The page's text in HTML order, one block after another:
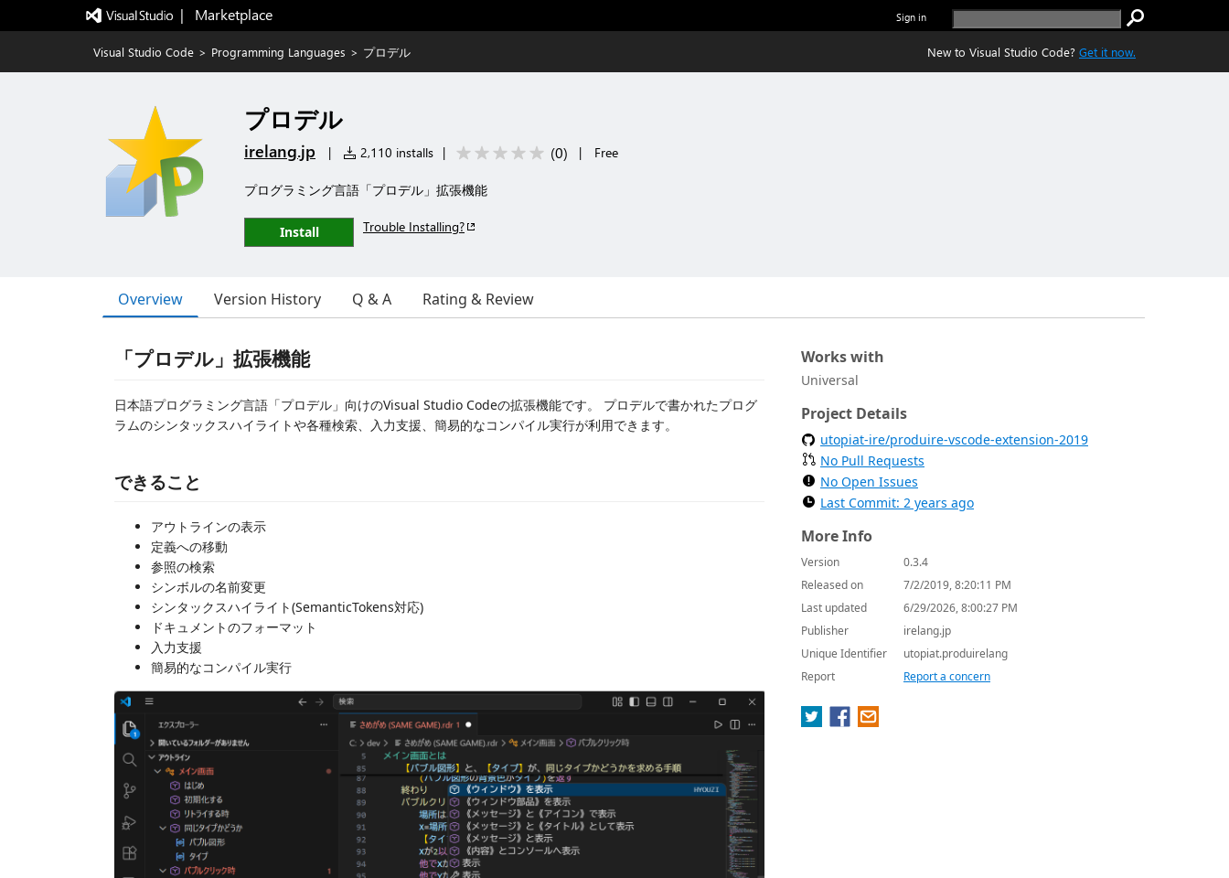
|   Marketplace Sign in
Visual Studio Code > Programming Languages > プロデル New to Visual Studio Code? Get it now.
プロデル
irelang.jp | 2,110 installs | (0) | Free
プログラミング言語「プロデル」拡張機能
Install Trouble Installing?
Overview Version History Q & A Rating & Review
「プロデル」拡張機能
日本語プログラミング言語「プロデル」向けのVisual Studio Codeの拡張機能です。 プロデルで書かれたプログ
ラムのシンタックスハイライトや各種検索、入力支援、簡易的なコンパイル実行が利用できます。
できること
アウトラインの表示
定義への移動
参照の検索
シンボルの名前変更
シンタックスハイライト(SemanticTokens対応)
ドキュメントのフォーマット
入力支援
簡易的なコンパイル実行
Works with
Universal
Project Details
utopiat-ire/produire-vscode-extension-2019
No Pull Requests
No Open Issues
Last Commit: 2 years ago
More Info
Version
0.3.4
Released on
7/2/2019, 8:20:11 PM
Last updated
6/29/2026, 8:00:27 PM
Publisher
irelang.jp
Unique Identifier
utopiat.produirelang
Report
Report a concern